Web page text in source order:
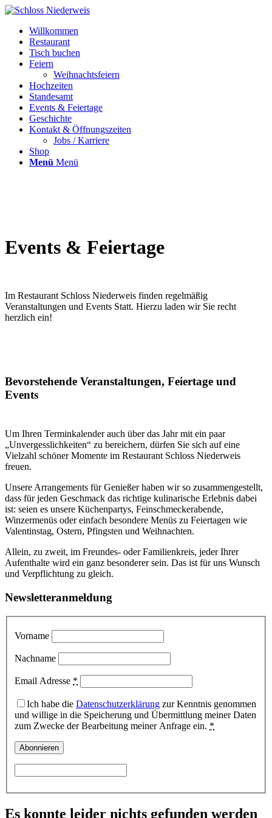
Willkommen
Restaurant
Tisch buchen
Feiern
Weihnachtsfeiern
Hochzeiten
Standesamt
Events & Feiertage
Geschichte
Kontakt & Öffnungszeiten
Jobs / Karriere
Shop
Menü Menü
Events & Feiertage
Im Restaurant Schloss Niederweis finden regelmäßig
Veranstaltungen und Events Statt. Hierzu laden wir Sie recht
herzlich ein!
Bevorstehende Veranstaltungen, Feiertage und
Events
Um Ihren Terminkalender auch über das Jahr mit ein paar
„Unvergesslichkeiten“ zu bereichern, dürfen Sie sich auf eine
Vielzahl schöner Momente im Restaurant Schloss Niederweis
freuen.
Unsere Arrangements für Genießer haben wir so zusammengestellt,
dass für jeden Geschmack das richtige kulinarische Erlebnis dabei
ist: seien es unsere Küchenpartys, Feinschmeckerabende,
Winzermenüs oder einfach besondere Menüs zu Feiertagen wie
Valentinstag, Ostern, Pfingsten und Weihnachten.
Allein, zu zweit, im Freundes- oder Familienkreis, jeder Ihrer
Aufenthalte wird ein ganz besonderer sein. Das ist für uns Wunsch
und Verpflichtung zu gleich.
Newsletteranmeldung
Vorname
Nachname
Email Adresse *
Ich habe die Datenschutzerklärung zur Kenntnis genommen
und willige in die Speicherung und Übermittlung meiner Daten
zum Zwecke der Bearbeitung meiner Anfrage ein. *
Es konnte leider nichts gefunden werden